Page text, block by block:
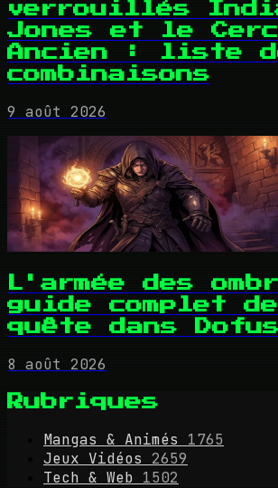
verrouillés
Jones et le
Ancien : liste
combinaisons
9 août 2026
L'armée des
guide complet
quête dans Dofus
8 août 2026
Rubriques
Mangas & Animés
1765
Jeux Vidéos
2659
Tech & Web 1502